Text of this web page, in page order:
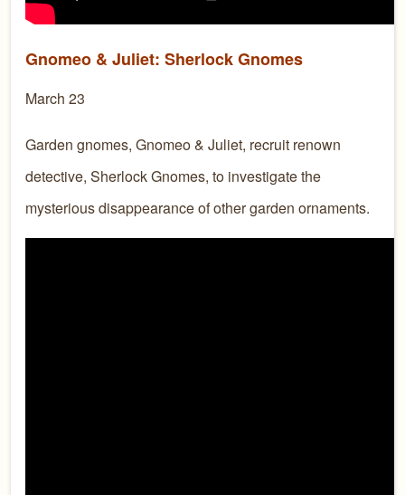
Gnomeo & Juliet: Sherlock Gnomes
March 23
Garden gnomes, Gnomeo & Juliet, recruit renown
detective, Sherlock Gnomes, to investigate the
mysterious disappearance of other garden ornaments.